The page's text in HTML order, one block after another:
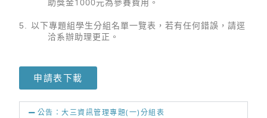
助獎金
元為參賽費用。
5.
以下專題組學生分組名單一覽表，若有任何錯誤，請逕
洽系辦助理更正。
申請表下載
公告：大三資訊管理專題(一)分組表